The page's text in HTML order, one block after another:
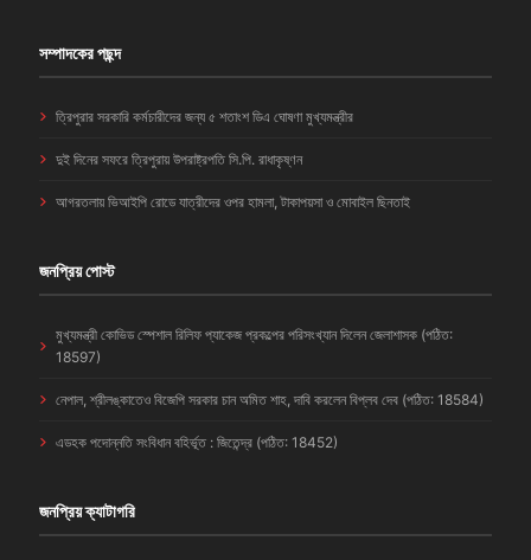
সম্পাদকের পছন্দ
ত্রিপুরার সরকারি কর্মচারীদের জন্য ৫ শতাংশ ডিএ ঘোষণা মুখ্যমন্ত্রীর
দুই দিনের সফরে ত্রিপুরায় উপরাষ্ট্রপতি সি.পি. রাধাকৃষ্ণন
আগরতলায় ভিআইপি রোডে যাত্রীদের ওপর হামলা, টাকাপয়সা ও মোবাইল ছিনতাই
জনপ্রিয় পোস্ট
মুখ্যমন্ত্রী কোভিড স্পেশাল রিলিফ প্যাকেজ প্রকল্পের পরিসংখ্যান দিলেন জেলাশাসক (পঠিত:
18597)
নেপাল, শ্রীলঙ্কাতেও বিজেপি সরকার চান অমিত শাহ, দাবি করলেন বিপ্লব দেব (পঠিত: 18584)
এডহক পদোন্নতি সংবিধান বহির্ভূত : জিতেন্দ্র (পঠিত: 18452)
জনপ্রিয় ক্যাটাগরি